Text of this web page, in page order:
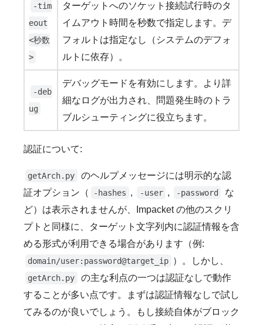
-tim
eout
<秒数
>
ターゲットへのソケット接続試行時のタ
イムアウト時間を秒数で指定します。デ
フォルトは指定なし（システムのデフォ
ルトに依存）。
-deb
ug
デバッグモードを有効にします。より詳
細なログが出力され、問題発生時のトラ
ブルシューティングに役立ちます。
認証について:
getArch.py
のヘルプメッセージには明示的な認
証オプション（
-hashes , -user , -password
な
ど）は表示されませんが、Impacket の他のスクリ
プトと同様に、ターゲット文字列内に認証情報を含
める形式が利用できる場合があります（例:
domain/user:password@target_ip ）。しかし、
getArch.py
の主な利点の一つは認証なしで動作
することが多い点です。まずは認証情報なしで試し
てみるのが良いでしょう。もし接続自体がブロック